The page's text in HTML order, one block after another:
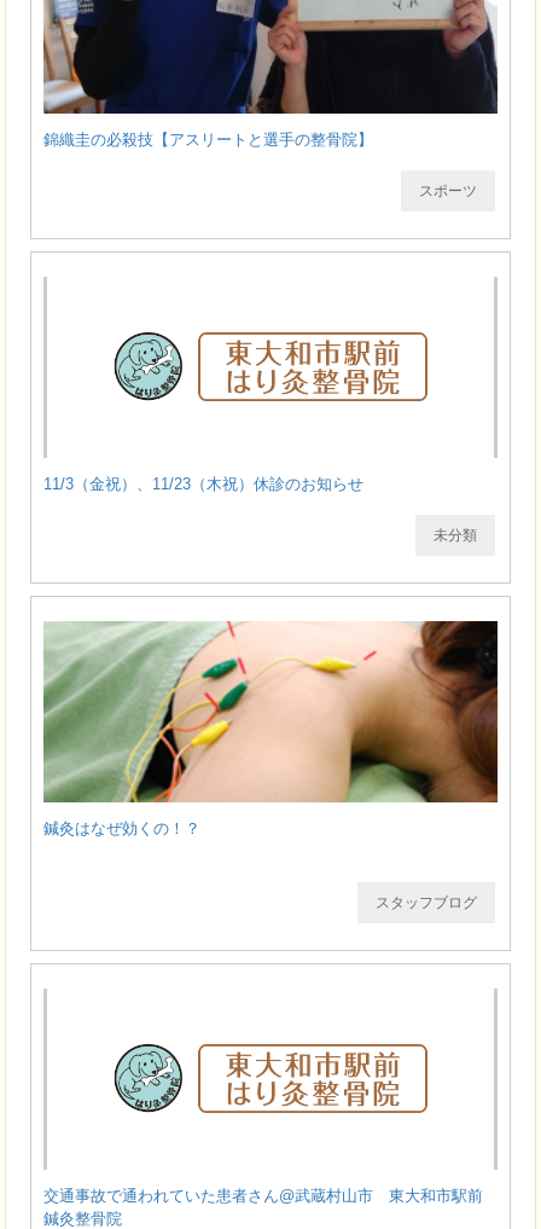
錦織圭の必殺技【アスリートと選手の整骨院】
スポーツ
11/3（金祝）、11/23（木祝）休診のお知らせ
未分類
鍼灸はなぜ効くの！？
スタッフブログ
交通事故で通われていた患者さん@武蔵村山市 東大和市駅前
鍼灸整骨院